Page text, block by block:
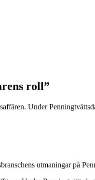
roll”
Under
utmaningar på